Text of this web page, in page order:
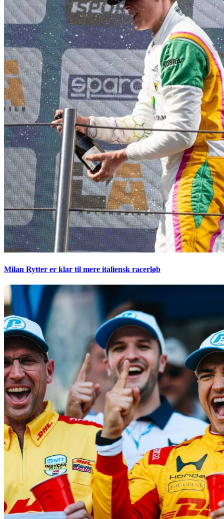
Milan Rytter er klar til mere italiensk racerløb